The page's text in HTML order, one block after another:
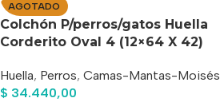
AGOTADO
Colchón P/perros/gatos Huella
Corderito Oval 4 (12×64 X 42)
Huella, Perros, Camas-Mantas-Moisés
$ 34.440,00